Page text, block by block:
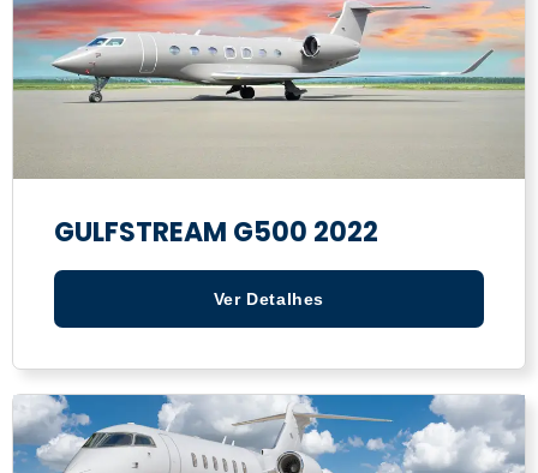
GULFSTREAM G500 2022
Ver Detalhes